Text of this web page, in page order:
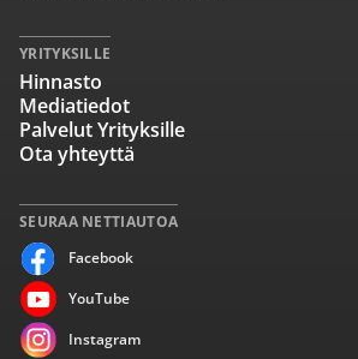
SEURAA NETTIAUTOA
Facebook
YouTube
Instagram
YRITYKSILLE
Hinnasto
Mediatiedot
Palvelut Yrityksille
Ota yhteyttä